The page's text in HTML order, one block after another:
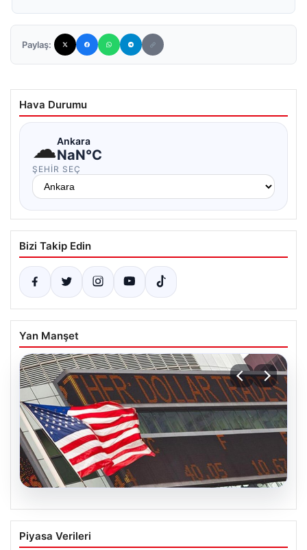
Paylaş:
Hava Durumu
☁Ankara
NaN°C
ŞEHIR SEÇ
Bizi Takip Edin
Yan Manşet
04.08.2026
FED faiz kararı ne zaman açıklanacak?
Nisan ayı faiz beklentisi belli oldu
Piyasa Verileri